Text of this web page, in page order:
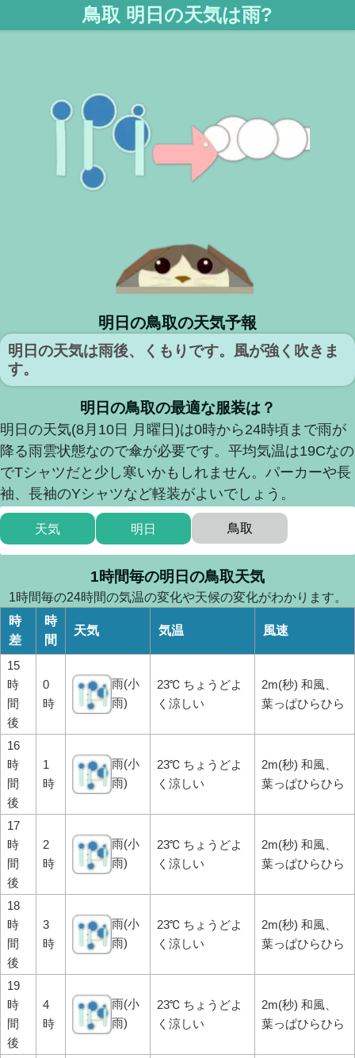
鳥取 明日の天気は雨?
明日の鳥取の天気予報
明日の天気は雨後、くもりです。風が強く吹きま
す。
明日の鳥取の最適な服装は？
明日の天気(8月10日 月曜日)は0時から24時頃まで雨が
降る雨雲状態なので傘が必要です。平均気温は19Cなの
でTシャツだと少し寒いかもしれません。パーカーや長
袖、長袖のYシャツなど軽装がよいでしょう。
天気 明日 鳥取
1時間毎の明日の鳥取天気
1時間毎の24時間の気温の変化や天候の変化がわかります。
時
差
時
間
天気 気温 風速
15
時
間
後
0
時
雨(小
雨)
23℃ ちょうどよ
く涼しい
2m(秒) 和風、
葉っぱひらひら
16
時
間
後
1
時
雨(小
雨)
23℃ ちょうどよ
く涼しい
2m(秒) 和風、
葉っぱひらひら
17
時
間
後
2
時
雨(小
雨)
23℃ ちょうどよ
く涼しい
2m(秒) 和風、
葉っぱひらひら
18
時
間
後
3
時
雨(小
雨)
23℃ ちょうどよ
く涼しい
2m(秒) 和風、
葉っぱひらひら
19
時
間
後
4
時
雨(小
雨)
23℃ ちょうどよ
く涼しい
2m(秒) 和風、
葉っぱひらひら